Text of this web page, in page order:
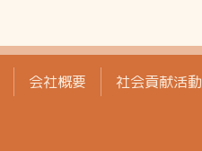
会社概要 社会貢献活動